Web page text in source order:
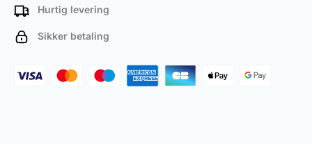
Hurtig levering
Sikker betaling